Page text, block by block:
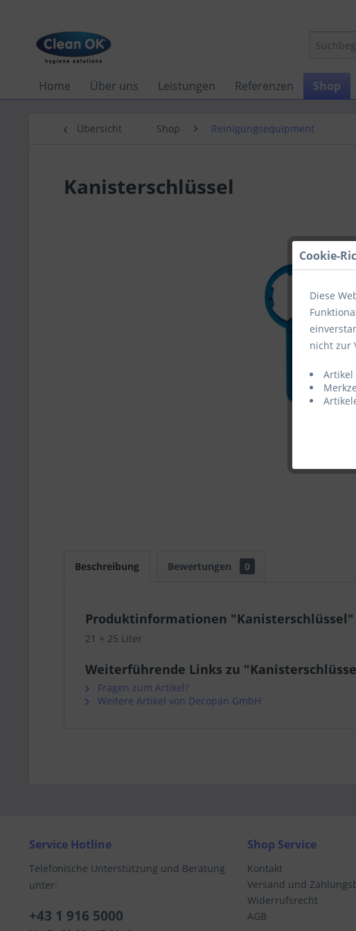
Home Über uns Leistungen Referenzen Shop
Übersicht Shop Reinigungsequipment
Kanisterschlüssel
Beschreibung Bewertungen 0
Produktinformationen "Kanisterschlüssel"
21 + 25 Liter
Weiterführende Links zu
Fragen zum Artikel?
Weitere Artikel von Decopan GmbH
Service Hotline
Telefonische Unterstützung und Beratung
unter:
+43 1 916 5000
Shop Service
Kontakt
Versand und
Widerrufsrecht
AGB
Cookie-
Diese
nicht zur
Artikel